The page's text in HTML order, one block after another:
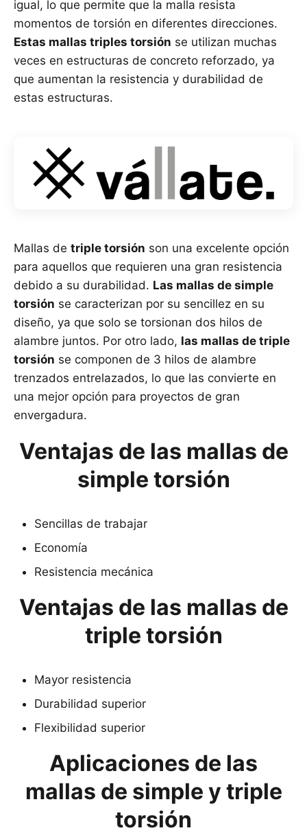
igual, lo que permite que la malla resista
momentos de torsión en diferentes direcciones.
Estas mallas triples torsión se utilizan muchas
veces en estructuras de concreto reforzado, ya
que aumentan la resistencia y durabilidad de
estas estructuras.
Mallas de triple torsión son una excelente opción
para aquellos que requieren una gran resistencia
debido a su durabilidad. Las mallas de simple
torsión se caracterizan por su sencillez en su
diseño, ya que solo se torsionan dos hilos de
alambre juntos. Por otro lado, las mallas de triple
torsión se componen de 3 hilos de alambre
trenzados entrelazados, lo que las convierte en
una mejor opción para proyectos de gran
envergadura.
Ventajas de las mallas de
simple torsión
Sencillas de trabajar
Economía
Resistencia mecánica
Ventajas de las mallas de
triple torsión
Mayor resistencia
Durabilidad superior
Flexibilidad superior
Aplicaciones de las
mallas de simple y triple
torsión